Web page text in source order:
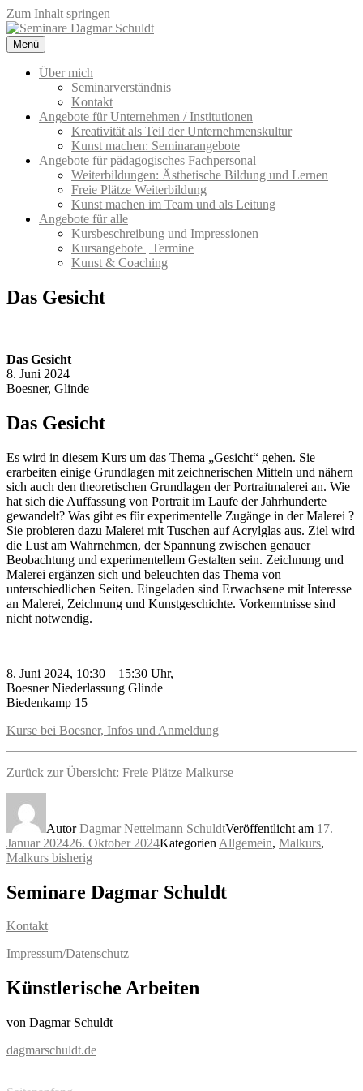
Zum Inhalt springen
Seminare Dagmar Schuldt
Seminarangebote für Unternehmen und pädagogisches Fachpersonal
– Kreativität & Kommunikation
Menü
Über mich
Seminarverständnis
Kontakt
Angebote für Unternehmen / Institutionen
Kreativität als Teil der Unternehmenskultur
Kunst machen: Seminarangebote
Angebote für pädagogisches Fachpersonal
Weiterbildungen: Ästhetische Bildung und Lernen
Freie Plätze Weiterbildung
Kunst machen im Team und als Leitung
Angebote für alle
Kursbeschreibung und Impressionen
Kursangebote | Termine
Kunst & Coaching
Das Gesicht
Das Gesicht
8. Juni 2024
Boesner, Glinde
Das Gesicht
Es wird in diesem Kurs um das Thema „Gesicht“ gehen. Sie
erarbeiten einige Grundlagen mit zeichnerischen Mitteln und nähern
sich auch den theoretischen Grundlagen der Portraitmalerei an. Wie
hat sich die Auffassung von Portrait im Laufe der Jahrhunderte
gewandelt? Was gibt es für experimentelle Zugänge in der Malerei ?
Sie probieren dazu Malerei mit Tuschen auf Acrylglas aus. Ziel wird
die Lust am Wahrnehmen, der Spannung zwischen genauer
Beobachtung und experimentellem Gestalten sein. Zeichnung und
Malerei ergänzen sich und beleuchten das Thema von
unterschiedlichen Seiten. Eingeladen sind Erwachsene mit Interesse
an Malerei, Zeichnung und Kunstgeschichte. Vorkenntnisse sind
nicht notwendig.
8. Juni 2024, 10:30 – 15:30 Uhr,
Boesner Niederlassung Glinde
Biedenkamp 15
Kurse bei Boesner, Infos und Anmeldung
Zurück zur Übersicht: Freie Plätze Malkurse
AutorDagmar Nettelmann SchuldtVeröffentlicht am 17.
Januar 202426. Oktober 2024Kategorien Allgemein, Malkurs,
Malkurs bisherig
Seminare Dagmar Schuldt
Kontakt
Impressum/Datenschutz
Künstlerische Arbeiten
von Dagmar Schuldt
dagmarschuldt.de